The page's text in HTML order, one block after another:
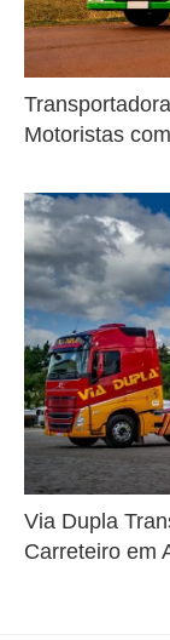
Motoristas
Via Dupla
Carreteiro em